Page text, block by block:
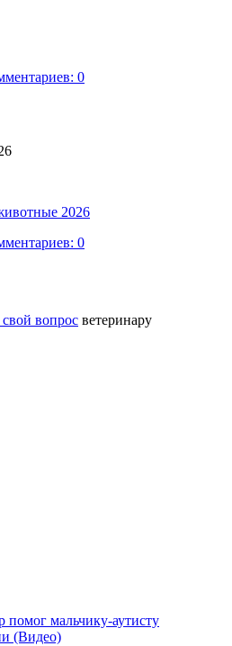
0
2026
0
свой вопрос ветеринару
помог мальчику-аутисту
(Видео)